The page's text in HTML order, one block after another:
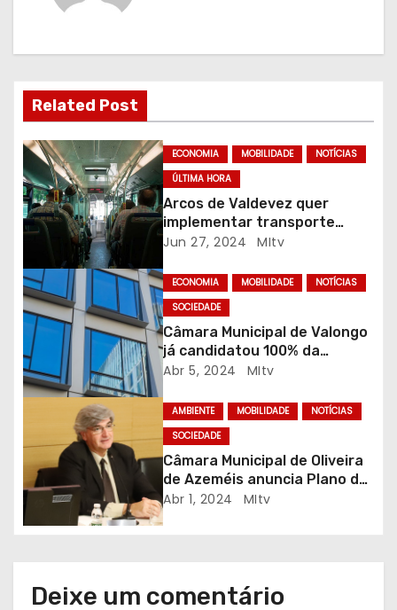
ç
ã
o
d
e
a
r
t
i
g
s
Related Post
ECONOMIA MOBILIDADE
NOTÍCIAS
ÚLTIMA HORA
Arcos de Valdevez quer
implementar transporte
flexível no concelho
Jun 27, 2024 MItv
ECONOMIA MOBILIDADE
NOTÍCIAS
SOCIEDADE
Câmara Municipal de Valongo
já candidatou 100% da
Estratégia Local de
Abr 5, 2024 MItv
AMBIENTE MOBILIDADE
NOTÍCIAS
SOCIEDADE
Câmara Municipal de Oliveira
de Azeméis anuncia Plano de
Mobilidade Urbana
Abr 1, 2024 MItv
Deixe um comentário